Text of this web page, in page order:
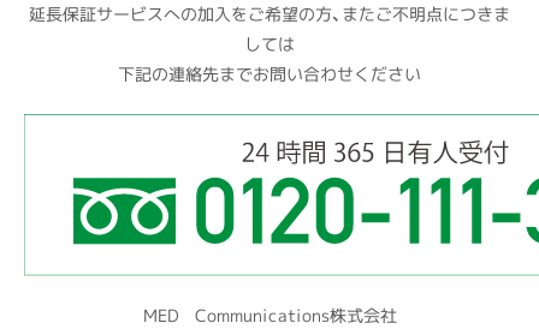
延長保証サービスへの加入をご希望の方、またご不明点につきま
しては
下記の連絡先までお問い合わせください
MED Communications株式会社